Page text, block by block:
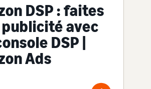
DSP : faites
avec
DSP |
Ads